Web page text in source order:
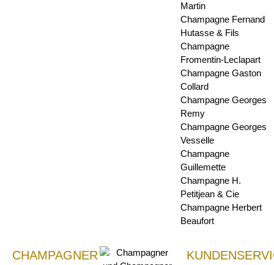
Martin
Champagne Fernand
Hutasse & Fils
Champagne
Fromentin-Leclapart
Champagne Gaston
Collard
Champagne Georges
Remy
Champagne Georges
Vesselle
Champagne
Guillemette
Champagne H.
Petitjean & Cie
Champagne Herbert
Beaufort
CHAMPAGNER